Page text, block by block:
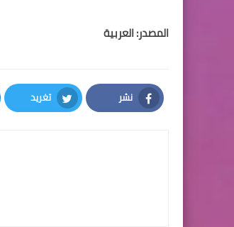
المصدر: العربية
نشر
Facebook
تغريد
Twitter